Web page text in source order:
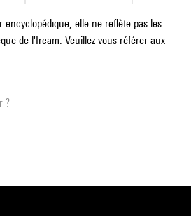
elle ne reflète pas les
de l'Ircam. Veuillez vous référer aux
?